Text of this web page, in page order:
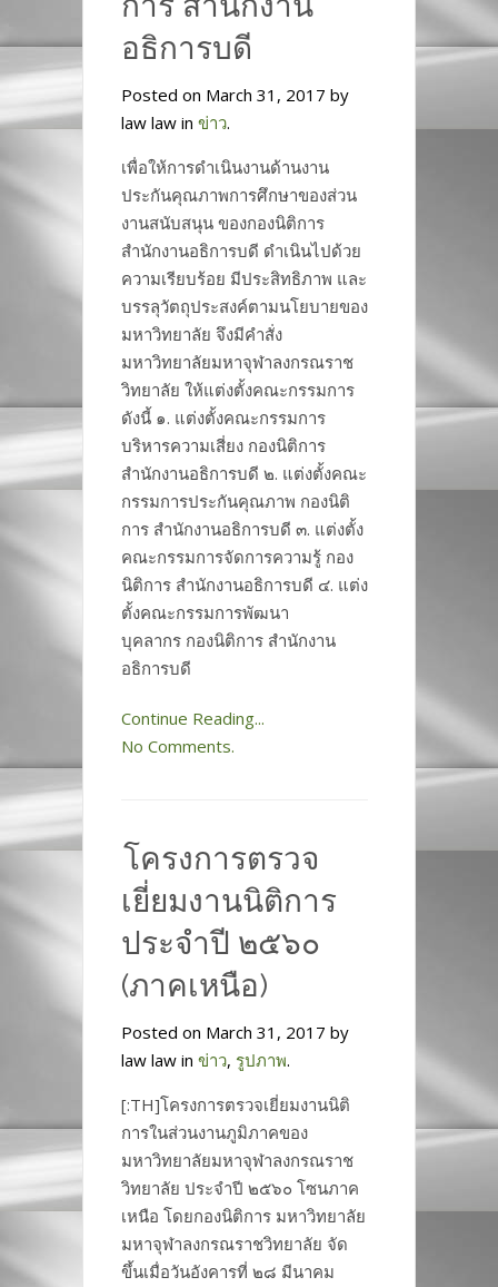
อธิการบดี
Posted on March 31, 2017 by
law law in ข่าว.
เพื่อให้การดำเนินงานด้านงาน
ประกันคุณภาพการศึกษาของส่วน
งานสนับสนุน ของกองนิติการ
สำนักงานอธิการบดี ดำเนินไปด้วย
ความเรียบร้อย มีประสิทธิภาพ และ
บรรลุวัตถุประสงค์ตามนโยบายของ
มหาวิทยาลัย จึงมีคำสั่ง
มหาวิทยาลัยมหาจุฬาลงกรณราช
วิทยาลัย ให้แต่งตั้งคณะกรรมการ
ดังนี้ ๑. แต่งตั้งคณะกรรมการ
บริหารความเสี่ยง กองนิติการ
สำนักงานอธิการบดี ๒. แต่งตั้งคณะ
กรรมการประกันคุณภาพ กองนิติ
การ สำนักงานอธิการบดี ๓. แต่งตั้ง
คณะกรรมการจัดการความรู้ กอง
นิติการ สำนักงานอธิการบดี ๔. แต่ง
ตั้งคณะกรรมการพัฒนา
บุคลากร กองนิติการ สำนักงาน
อธิการบดี
Continue Reading...
No Comments.
โครงการตรวจ
เยี่ยมงานนิติการ
ประจำปี ๒๕๖๐
(ภาคเหนือ)
Posted on March 31, 2017 by
law law in ข่าว, รูปภาพ.
[:TH]โครงการตรวจเยี่ยมงานนิติ
การในส่วนงานภูมิภาคของ
มหาวิทยาลัยมหาจุฬาลงกรณราช
วิทยาลัย ประจำปี ๒๕๖๐ โซนภาค
เหนือ โดยกองนิติการ มหาวิทยาลัย
มหาจุฬาลงกรณราชวิทยาลัย จัด
ขึ้นเมื่อวันอังคารที่ ๒๘ มีนาคม